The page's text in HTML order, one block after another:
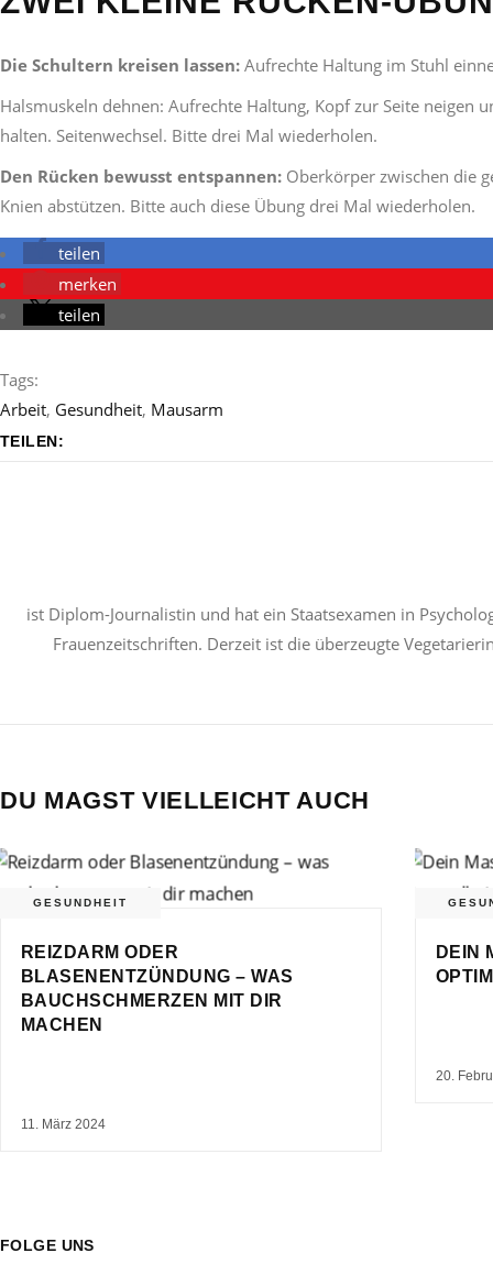
Die Schultern kreisen lassen: Aufrechte Haltung im Stuhl
Halsmuskeln dehnen: Aufrechte Haltung, Kopf zur Seite neigen
halten. Seitenwechsel. Bitte drei Mal wiederholen.
Den Rücken bewusst entspannen: Oberkörper zwischen die
Knien abstützen. Bitte auch diese Übung drei Mal wiederholen.
teilen
merken
teilen
Tags:
Arbeit, Gesundheit, Mausarm
TEILEN:
ist Diplom-Journalistin und hat ein Staatsexamen in
Frauenzeitschriften. Derzeit ist die überzeugte
DU MAGST VIELLEICHT AUCH
GESUNDHEIT
REIZDARM ODER
BLASENENTZÜNDUNG – WAS
BAUCHSCHMERZEN MIT DIR
MACHEN
11. März 2024
DEIN
20.
FOLGE UNS